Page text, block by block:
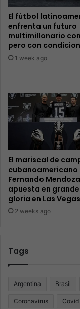
El fútbol
enfrenta un futuro
multimillonario con
pero con
1 week ago
El mariscal de
cubanoamericano
Fernando Mendoza
apuesta en
gloria en Las Vegas
2 weeks ago
Tags
Argentina Brasil
Coronavirus Covid